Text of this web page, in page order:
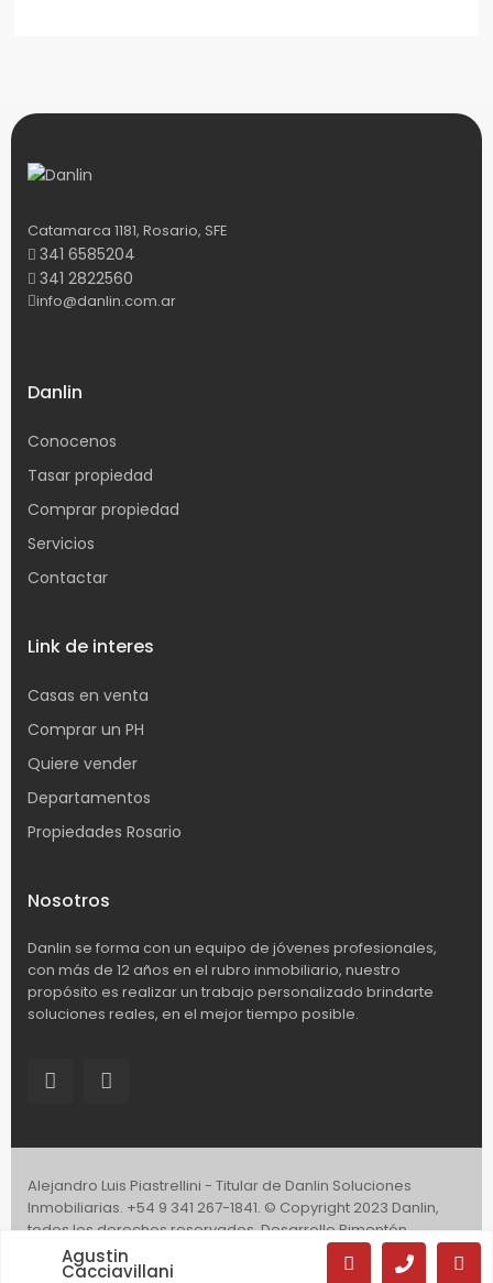
Catamarca 1181, Rosario, SFE
341 6585204
341 2822560
info@danlin.com.ar
Danlin
Conocenos
Tasar propiedad
Comprar propiedad
Servicios
Contactar
Link de interes
Casas en venta
Comprar un PH
Quiere vender
Departamentos
Propiedades Rosario
Nosotros
Danlin se forma con un equipo de jóvenes profesionales,
con más de 12 años en el rubro inmobiliario, nuestro
propósito es realizar un trabajo personalizado brindarte
soluciones reales, en el mejor tiempo posible.
Alejandro Luis Piastrellini - Titular de Danlin Soluciones
Inmobiliarias. +54 9 341 267-1841. © Copyright 2023 Danlin,
todos los derechos reservados. Desarrollo Pimentón.
Términos y condiciones
Política de privacidad
Agustin
Cacciavillani